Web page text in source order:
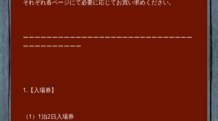
それぞれ各ページにて必要に応じてお買い求めください。
ーーーーーーーーーーーーーーーーーーーーーーーーーーーーー
ーーーーーーーーーー
1.【入場券】
（1）1泊2⽇⼊場券